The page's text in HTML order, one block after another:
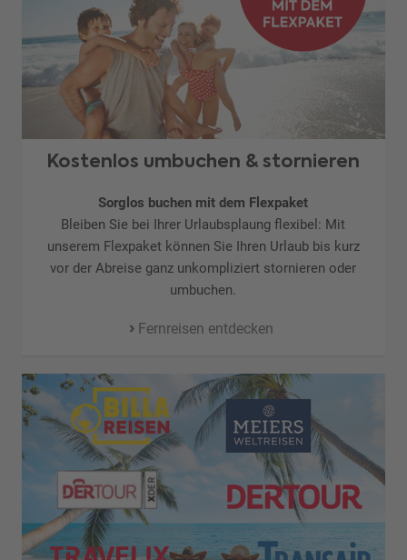
Kostenlos umbuchen & stornieren
Sorglos buchen mit dem Flexpaket
Bleiben Sie bei Ihrer Urlaubsplaung flexibel: Mit
unserem Flexpaket können Sie Ihren Urlaub bis kurz
vor der Abreise ganz unkompliziert stornieren oder
umbuchen.
Fernreisen entdecken